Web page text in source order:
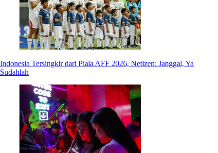
Indonesia Tersingkir dari Piala AFF 2026, Netizen: Janggal, Ya
Sudahlah